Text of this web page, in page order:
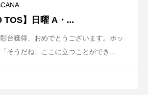
TOS】日曜 A・...
台獲得、おめでとうございます。ホッ
そうだね、ここに立つことができ...